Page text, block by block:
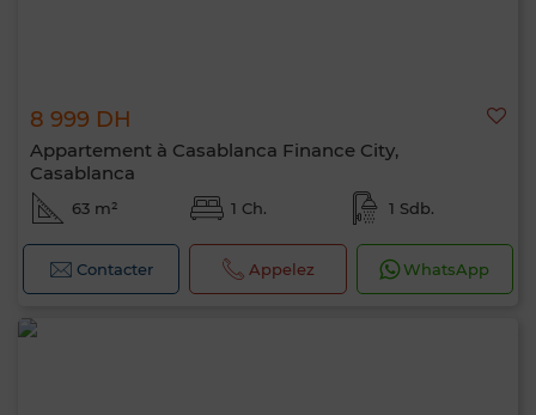
8 999 DH
Appartement à Casablanca Finance City,
Casablanca
63 m² 1 Ch. 1 Sdb.
Contacter Appelez WhatsApp